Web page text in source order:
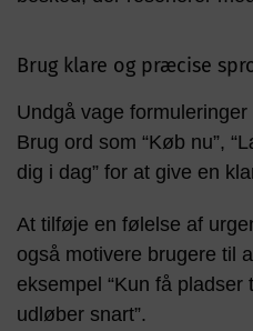
Brug klare og præcise
Undgå vage
Brug ord som “Køb nu”,
dig i dag” for at give en
At tilføje en følelse af
også motivere brugere til
eksempel “Kun få pladser
udløber snart”.